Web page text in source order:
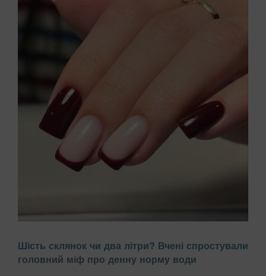
звинувачуючи в цьому брак вітамінів або погану якість
гель-лаку. Проте причиною часто є побутова хімія,
Шість склянок чи два літри? Вчені спростували
головний міф про денну норму води